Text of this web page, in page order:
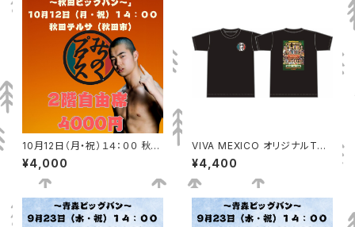
10月12日（月・祝）１４：００ 秋田
テルサ（秋田市）2階自由席
¥4,000
VIVA MEXICO オリジナルTシ
ャツ
¥4,400